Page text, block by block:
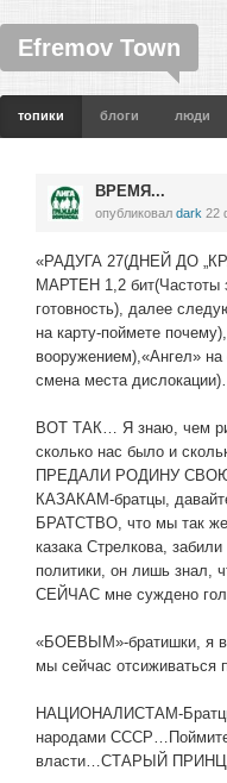
Efremov Town
топики блоги люди
ВРЕМЯ...
опубликовал dark 22
«РАДУГА 27(ДНЕЙ ДО
МАРТЕН 1,2
готовность), далее
на карту-поймете
вооружением),«Ангел»
смена места
ВОТ ТАК… Я знаю, чем
сколько нас было и
ПРЕДАЛИ РОДИНУ СВОЮ
КАЗАКАМ-братцы,
БРАТСТВО, что мы так
казака Стрелкова,
политики, он лишь знал,
СЕЙЧАС мне суждено
«БОЕВЫМ»-братишки, я
мы сейчас
НАЦИОНАЛИСТАМ-
народами
власти…СТАРЫЙ